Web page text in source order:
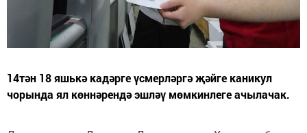
14тән 18 яшькә кадәрге үсмерләргә җәйге каникул
чорында ял көннәрендә эшләү мөмкинлеге ачылачак.